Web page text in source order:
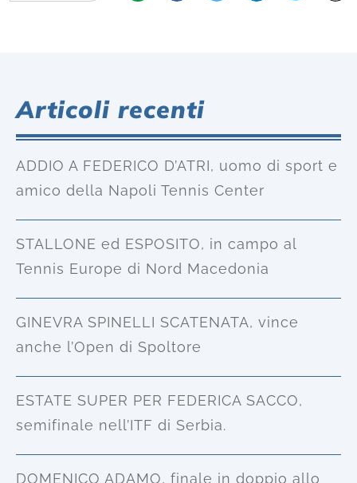
Articoli recenti
ADDIO A FEDERICO D’ATRI, uomo di sport e
amico della Napoli Tennis Center
STALLONE ed ESPOSITO, in campo al
Tennis Europe di Nord Macedonia
GINEVRA SPINELLI SCATENATA, vince
anche l’Open di Spoltore
ESTATE SUPER PER FEDERICA SACCO,
semifinale nell’ITF di Serbia.
DOMENICO ADAMO, finale in doppio allo